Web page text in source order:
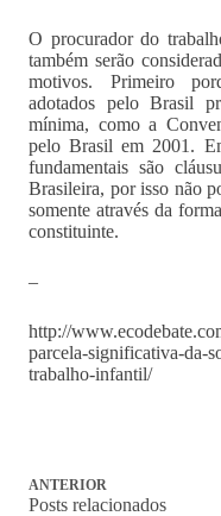
O procurador do
também serão
motivos. Primeiro
adotados pelo Brasil
mínima, como a
pelo Brasil em 2001.
fundamentais são
Brasileira, por isso não
somente através da
constituinte.
–
http://
parcela-significativa-da-
trabalho-infantil/
ANTERIOR
Posts relacionados